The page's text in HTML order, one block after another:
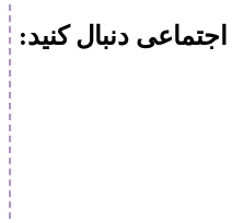
دنبال کنید: